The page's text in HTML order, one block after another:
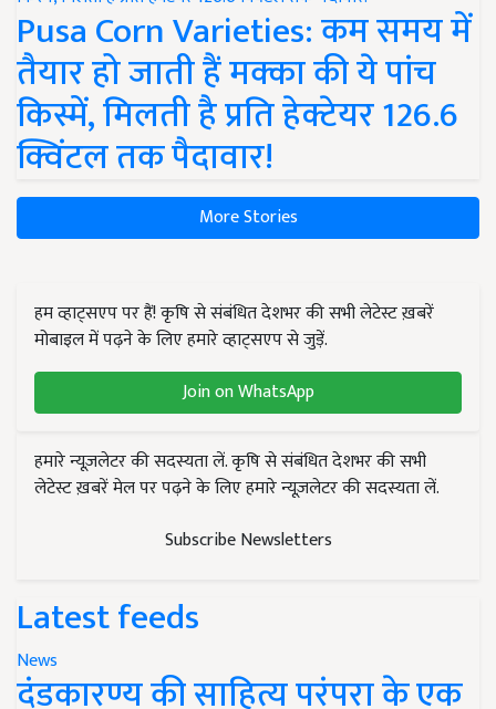
Pusa Corn Varieties: कम समय में
तैयार हो जाती हैं मक्का की ये पांच
किस्में, मिलती है प्रति हेक्टेयर 126.6
क्विंटल तक पैदावार!
More Stories
हम व्हाट्सएप पर हैं! कृषि से संबंधित देशभर की सभी लेटेस्ट ख़बरें
मोबाइल में पढ़ने के लिए हमारे व्हाट्सएप से जुड़ें.
Join on WhatsApp
हमारे न्यूज़लेटर की सदस्यता लें. कृषि से संबंधित देशभर की सभी
लेटेस्ट ख़बरें मेल पर पढ़ने के लिए हमारे न्यूज़लेटर की सदस्यता लें.
Subscribe Newsletters
Latest feeds
News
दंडकारण्य की साहित्य परंपरा के एक